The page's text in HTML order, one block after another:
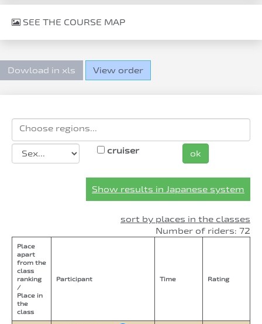
SEE THE COURSE MAP
Dowload in xls View order
cruiser ok
Show results in Japanese system
sort by places in the classes
Number of riders: 72
Place
apart
from the
class
ranking
/
Place in
the
class
Participant Time Rating